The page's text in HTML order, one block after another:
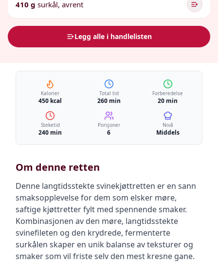
410 g surkål, avrent
Legg alle i handlelisten
Kalorier
450 kcal
Total tid
260 min
Forberedelse
20 min
Steketid
240 min
Porsjoner
6
Nivå
Middels
Om denne retten
Denne langtidsstekte svinekjøttretten er en sann
smaksopplevelse for dem som elsker møre,
saftige kjøttretter fylt med spennende smaker.
Kombinasjonen av den møre, langtidsstekte
svinefileten og den krydrede, fermenterte
surkålen skaper en unik balanse av teksturer og
smaker som vil friste selv den mest kresne gane.